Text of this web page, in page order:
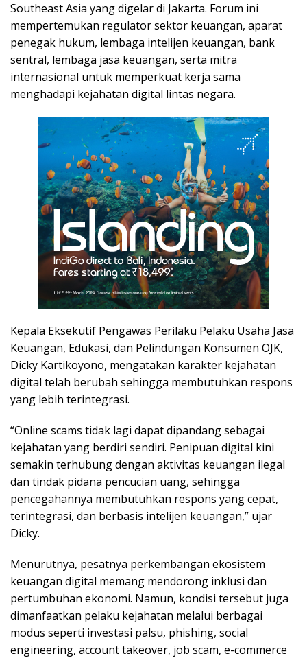
Southeast Asia yang digelar di Jakarta. Forum ini
mempertemukan regulator sektor keuangan, aparat
penegak hukum, lembaga intelijen keuangan, bank
sentral, lembaga jasa keuangan, serta mitra
internasional untuk memperkuat kerja sama
menghadapi kejahatan digital lintas negara.
Kepala Eksekutif Pengawas Perilaku Pelaku Usaha Jasa
Keuangan, Edukasi, dan Pelindungan Konsumen OJK,
Dicky Kartikoyono, mengatakan karakter kejahatan
digital telah berubah sehingga membutuhkan respons
yang lebih terintegrasi.
“Online scams tidak lagi dapat dipandang sebagai
kejahatan yang berdiri sendiri. Penipuan digital kini
semakin terhubung dengan aktivitas keuangan ilegal
dan tindak pidana pencucian uang, sehingga
pencegahannya membutuhkan respons yang cepat,
terintegrasi, dan berbasis intelijen keuangan,” ujar
Dicky.
Menurutnya, pesatnya perkembangan ekosistem
keuangan digital memang mendorong inklusi dan
pertumbuhan ekonomi. Namun, kondisi tersebut juga
dimanfaatkan pelaku kejahatan melalui berbagai
modus seperti investasi palsu, phishing, social
engineering, account takeover, job scam, e-commerce